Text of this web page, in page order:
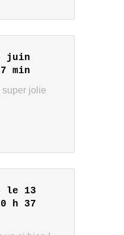
juin
min
super jolie
le 13
h 37